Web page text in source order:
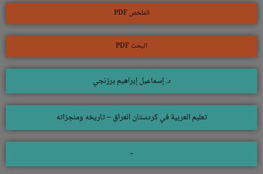
الملخص PDF
البحث PDF
د. إسماعيل إبراهيم برزنجي
تعليم العربية في كردستان العراق – تاريخه ومنجزاته
-